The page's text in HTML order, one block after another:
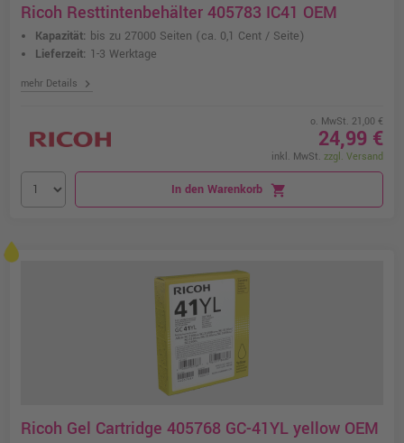
Ricoh Resttintenbehälter 405783 IC41 OEM
Kapazität: bis zu 27000 Seiten (ca. 0,1 Cent / Seite)
Lieferzeit: 1-3 Werktage
mehr Details chevron_right
o. MwSt. 21,00 €
24,99 €
inkl. MwSt. zzgl. Versand
In den Warenkorb shopping_cart
Ricoh Gel Cartridge 405768 GC-41YL yellow OEM